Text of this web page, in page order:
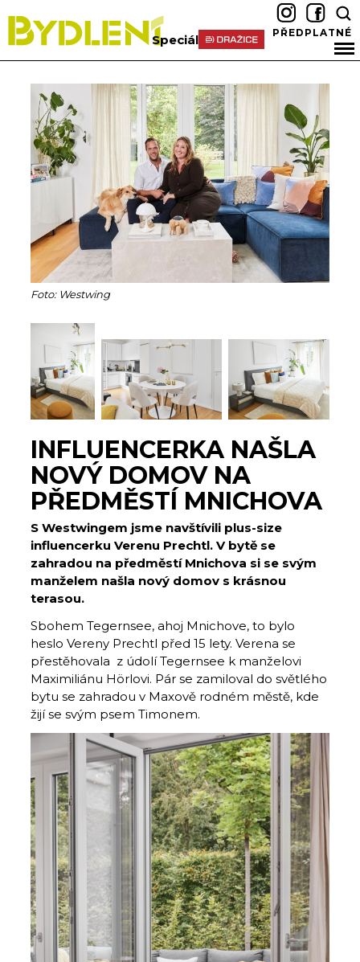
Speciál PŘEDPLATNÉ
Foto: Westwing
INFLUENCERKA NAŠLA
NOVÝ DOMOV NA
PŘEDMĚSTÍ MNICHOVA
S Westwingem jsme navštívili plus-size
influencerku Verenu Prechtl. V bytě se
zahradou na předměstí Mnichova si se svým
manželem našla nový domov s krásnou
terasou.
Sbohem Tegernsee, ahoj Mnichove, to bylo
heslo Vereny Prechtl před 15 lety. Verena se
přestěhovala z údolí Tegernsee k manželovi
Maximiliánu Hörlovi. Pár se zamiloval do světlého
bytu se zahradou v Maxově rodném městě, kde
žijí se svým psem Timonem.